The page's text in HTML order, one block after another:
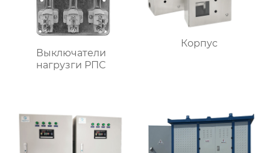
Выключатели
нагрузги РПС
Корпус